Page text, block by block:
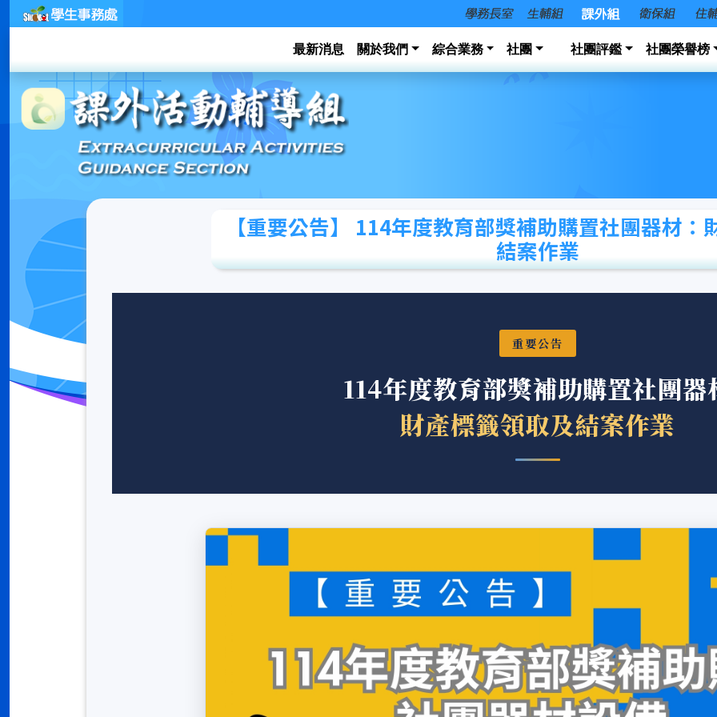
最新消息 關於我們 綜合業務 社團 社團評鑑 社團榮譽榜
【重要公告】 114年度教育部獎補助購置社團器材：
結案作業
重要公告
114年度教育部獎補助購置社團器
財產標籤領取及結案作業